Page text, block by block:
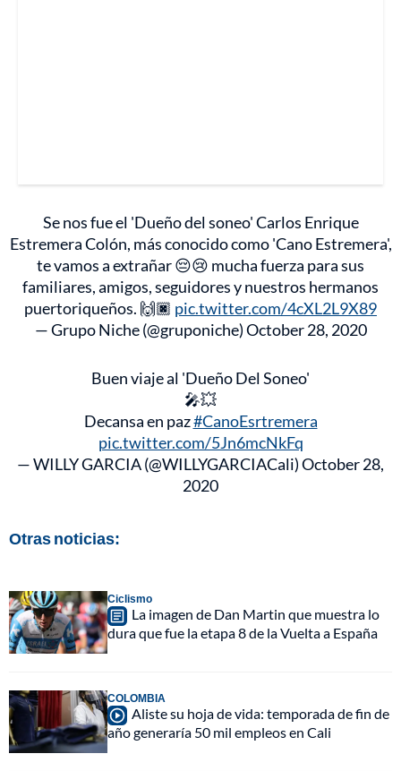
Se nos fue el 'Dueño del soneo' Carlos Enrique
Estremera Colón, más conocido como 'Cano Estremera',
te vamos a extrañar 😔😢 mucha fuerza para sus
familiares, amigos, seguidores y nuestros hermanos
puertoriqueños. 🙌🏿 pic.twitter.com/4cXL2L9X89
— Grupo Niche (@gruponiche)October 28, 2020
Buen viaje al 'Dueño Del Soneo'
🎤💥
Decansa en paz#CanoEsrtremera
pic.twitter.com/5Jn6mcNkFq
— WILLY GARCIA (@WILLYGARCIACali)October 28,
2020
Otras noticias:
Ciclismo
La imagen de Dan Martin que muestra lo
dura que fue la etapa 8 de la Vuelta a España
COLOMBIA
Aliste su hoja de vida: temporada de fin de
año generaría 50 mil empleos en Cali